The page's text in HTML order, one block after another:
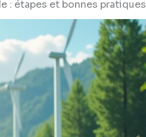
: étapes et bonnes pratiques